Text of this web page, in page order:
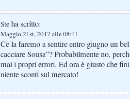
Ste ha scritto:
Maggio 21st, 2017 alle 08:41
Ce la faremo a sentire entro giugno un
cacciare Sousa”? Probabilmente no,
mai i propri errori. Ed ora è giusto che
niente sconti sul mercato!